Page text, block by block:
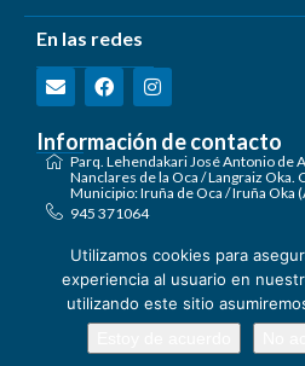
En las redes
Información de contacto
Parq. Lehendakari José Antonio de
Nanclares de la Oca / Langraiz Oka.
Municipio: Iruña de Oca / Iruña Oka
945 371064
Encuéntranos en el mapa
Formulario de Contacto
Política de Privacidad
Utilizamos cookies para
experiencia al usuario en
utilizando este sitio